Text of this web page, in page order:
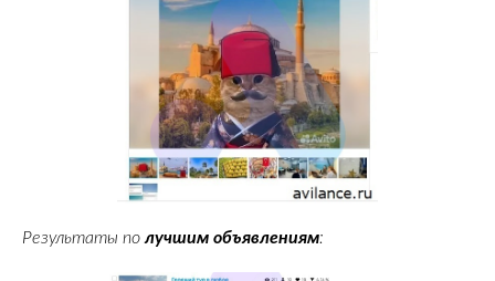
Результаты по лучшим объявлениям: